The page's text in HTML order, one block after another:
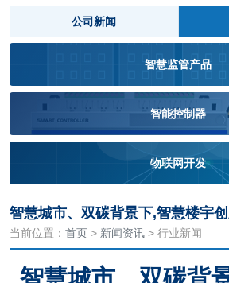
公司新闻
智慧监管产品
智能控制器
物联网开发
智慧城市、双碳背景下,智慧楼宇
当前位置： 首页 > 新闻资讯 > 行业新闻